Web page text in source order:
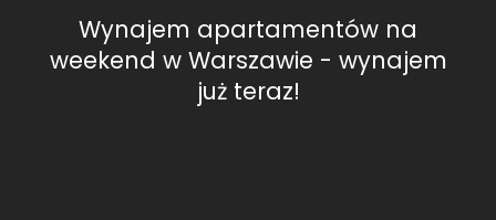
w mieszkaniu.
Wynajem apartamentów na
weekend w Warszawie - wynajem
już teraz!